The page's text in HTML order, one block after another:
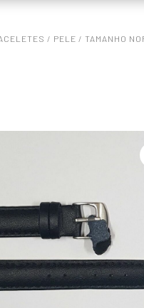
/ PELE / TAMANHO